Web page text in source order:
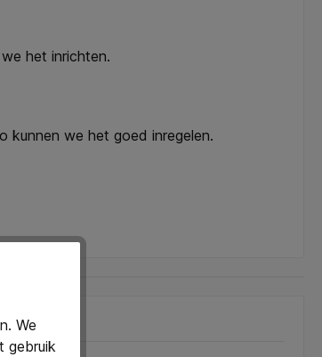
het inrichten.
kunnen we het goed inregelen.
We
gebruik